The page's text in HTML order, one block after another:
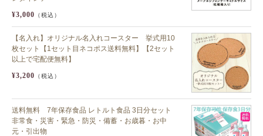
¥3,000 （税込）
【名入れ】オリジナル名入れコースター 挙式用10
枚セット【1セット目ネコポス送料無料】【2セット
以上で宅配便無料】
¥3,200 （税込）
送料無料 7年保存食品 レトルト食品 3日分セット
非常食・災害・緊急・防災・備蓄・お歳暮・お中
元・引出物